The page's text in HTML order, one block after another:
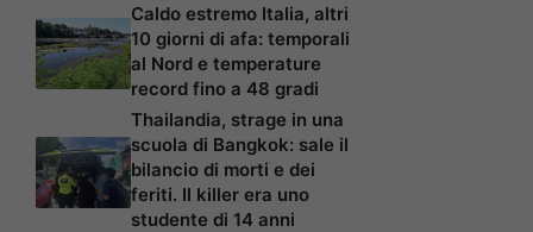
Caldo estremo Italia, altri
10 giorni di afa: temporali
al Nord e temperature
record fino a 48 gradi
Thailandia, strage in una
scuola di Bangkok: sale il
bilancio di morti e dei
feriti. Il killer era uno
studente di 14 anni